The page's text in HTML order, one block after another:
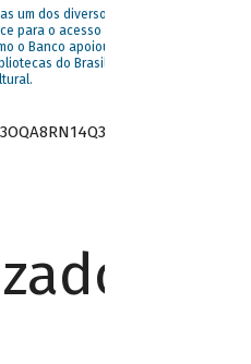
um dos diversos
para o acesso à
o Banco apoiou
do Brasil e